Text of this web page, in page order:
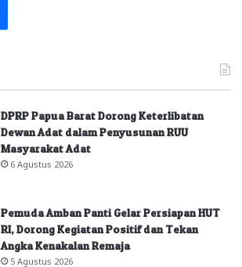
DPRP Papua Barat Dorong Keterlibatan
Dewan Adat dalam Penyusunan RUU
Masyarakat Adat
6 Agustus 2026
Pemuda Amban Panti Gelar Persiapan HUT
RI, Dorong Kegiatan Positif dan Tekan
Angka Kenakalan Remaja
5 Agustus 2026